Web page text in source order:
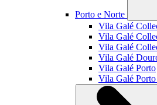
Porto e Norte
Vila Galé
Vila Galé
Vila Galé
Vila Galé
Vila Galé Porto
Vila Galé